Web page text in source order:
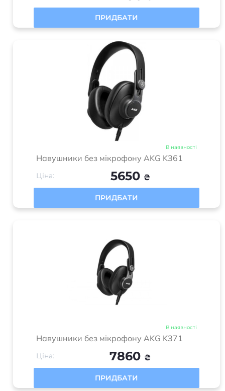
ПРИДБАТИ
В наявності
Навушники без мікрофону AKG K361
Ціна: 5650 ₴
ПРИДБАТИ
В наявності
Навушники без мікрофону AKG K371
Ціна: 7860 ₴
ПРИДБАТИ